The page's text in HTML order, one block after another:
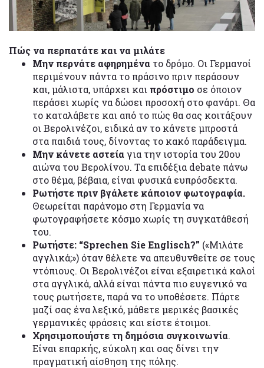
Πώς να περπατάτε και να μιλάτε
Μην περνάτε αφηρημένα το δρόμο. Οι Γερμανοί
περιμένουν πάντα το πράσινο πριν περάσουν
και, μάλιστα, υπάρχει και πρόστιμο σε όποιον
περάσει χωρίς να δώσει προσοχή στο φανάρι. Θα
το καταλάβετε και από το πώς θα σας κοιτάξουν
οι Βερολινέζοι, ειδικά αν το κάνετε μπροστά
στα παιδιά τους, δίνοντας το κακό παράδειγμα.
Μην κάνετε αστεία για την ιστορία του 20ου
αιώνα του Βερολίνου. Τα επιδέξια debate πάνω
στο θέμα, βέβαια, είναι φυσικά ευπρόσδεκτα.
Ρωτήστε πριν βγάλετε κάποιον φωτογραφία.
Θεωρείται παράνομο στη Γερμανία να
φωτογραφήσετε κόσμο χωρίς τη συγκατάθεσή
του.
Ρωτήστε: “Sprechen Sie Englisch?” («Μιλάτε
αγγλικά;») όταν θέλετε να απευθυνθείτε σε τους
ντόπιους. Οι Βερολινέζοι είναι εξαιρετικά καλοί
στα αγγλικά, αλλά είναι πάντα πιο ευγενικό να
τους ρωτήσετε, παρά να το υποθέσετε. Πάρτε
μαζί σας ένα λεξικό, μάθετε μερικές βασικές
γερμανικές φράσεις και είστε έτοιμοι.
Χρησιμοποιήστε τη δημόσια συγκοινωνία.
Είναι επαρκής, εύκολη και σας δίνει την
πραγματική αίσθηση της πόλης.